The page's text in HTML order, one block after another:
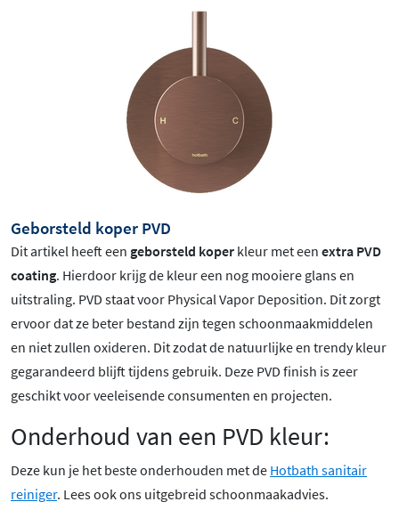
Geborsteld koper PVD
Dit artikel heeft een geborsteld koper kleur met een extra PVD
coating. Hierdoor krijg de kleur een nog mooiere glans en
uitstraling. PVD staat voor Physical Vapor Deposition. Dit zorgt
ervoor dat ze beter bestand zijn tegen schoonmaakmiddelen
en niet zullen oxideren. Dit zodat de natuurlijke en trendy kleur
gegarandeerd blijft tijdens gebruik. Deze PVD finish is zeer
geschikt voor veeleisende consumenten en projecten.
Onderhoud van een PVD kleur:
Deze kun je het beste onderhouden met de Hotbath sanitair
reiniger. Lees ook ons uitgebreid schoonmaakadvies.